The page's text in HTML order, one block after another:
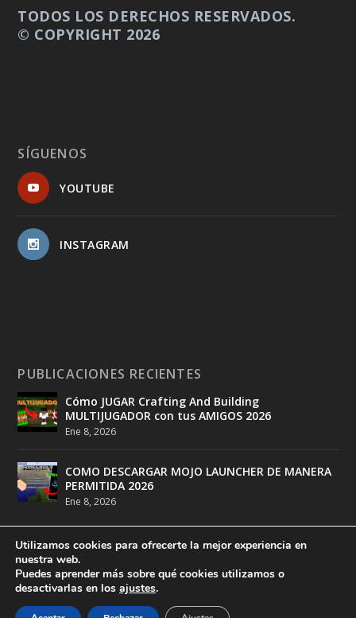
TODOS LOS DERECHOS RESERVADOS.
© COPYRIGHT 2026
SÍGUENOS
YOUTUBE
INSTAGRAM
PUBLICACIONES RECIENTES
Cómo JUGAR Crafting And Building
MULTIJUGADOR con tus AMIGOS 2026
Ene 8, 2026
COMO DESCARGAR MOJO LAUNCHER DE MANERA
PERMITIDA 2026
Ene 8, 2026
Diseñado porDeathMatch Studios
DeathMatch Studios
Utilizamos cookies para ofrecerte la mejor experiencia en
nuestra web.
Puedes aprender más sobre qué cookies utilizamos o
desactivarlas en los ajustes.